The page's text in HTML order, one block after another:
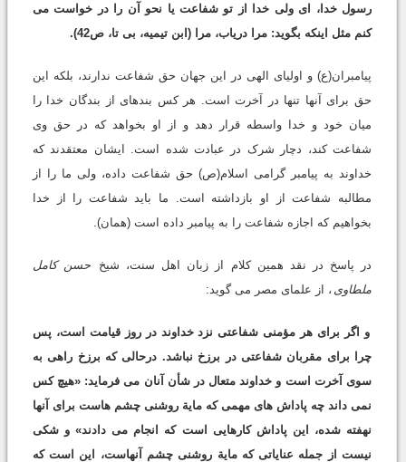
رسول خدا، ای ولی خدا از تو شفاعت یا نحو آن را در خواست می
کنم مثل اینکه بگوید: مرا دریاب، مرا (ابن تیمیه، بی تا، ص42).
پیامبران(ع) و اولیای الهی در این جهان حق شفاعت ندارند، بلکه این
حق برای آنها تنها در آخرت است. هر کس بنده‏ای از بندگان خدا را
میان خود و خدا واسطه قرار دهد و از او بخواهد که در حق وی
شفاعت کند، دچار شرک در عبادت شده است. ایشان معتقدند که
خداوند به پیامبر گرامی اسلام(ص) حق شفاعت داده، ولی ما را از
مطالبه شفاعت از او بازداشته است. ما باید شفاعت را از خدا
بخواهیم که اجازه شفاعت را به پیامبر داده است (همان).
در پاسخ در نقد همین کلام از زبان اهل سنت، شیخ
حسن کامل
ملطاوی ، از علمای مصر می گوید:
و اگر برای هر مؤمنی شفاعتی نزد خداوند در روز قیامت است، پس
چرا برای مقربان شفاعتی در برزخ نباشد. درحالی که برزخ راهی به
سوی آخرت است و خداوند متعال در شأن آنان می فرماید: «هیچ کس
نمی داند چه پاداش های مهمی که مایة روشنی چشم هاست برای آنها
نهفته شده، این پاداش کارهایی است که انجام می دادند» و شکی
نیست از جمله عنایاتی که مایة روشنی چشم آنهاست، این است که